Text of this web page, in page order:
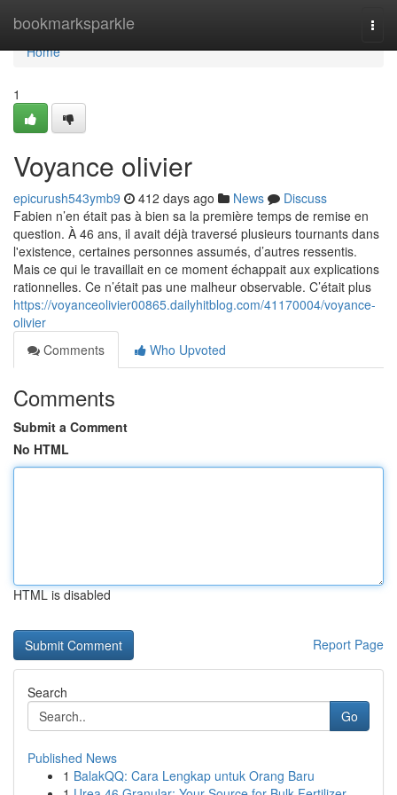
bookmarksparkle
Home
Home
1
Voyance olivier
epicurush543ymb9 412 days ago News
Discuss
Fabien n’en était pas à bien sa la première temps de remise en
question. À 46 ans, il avait déjà traversé plusieurs tournants dans
l'existence, certaines personnes assumés, d’autres ressentis.
Mais ce qui le travaillait en ce moment échappait aux explications
rationnelles. Ce n’était pas une malheur observable. C’était plus
https://voyanceolivier00865.dailyhitblog.com/41170004/voyance-
olivier
Comments
Who Upvoted
Comments
Submit a Comment
No HTML
HTML is disabled
Report Page
Search
Go
Published News
1 BalakQQ: Cara Lengkap untuk Orang Baru